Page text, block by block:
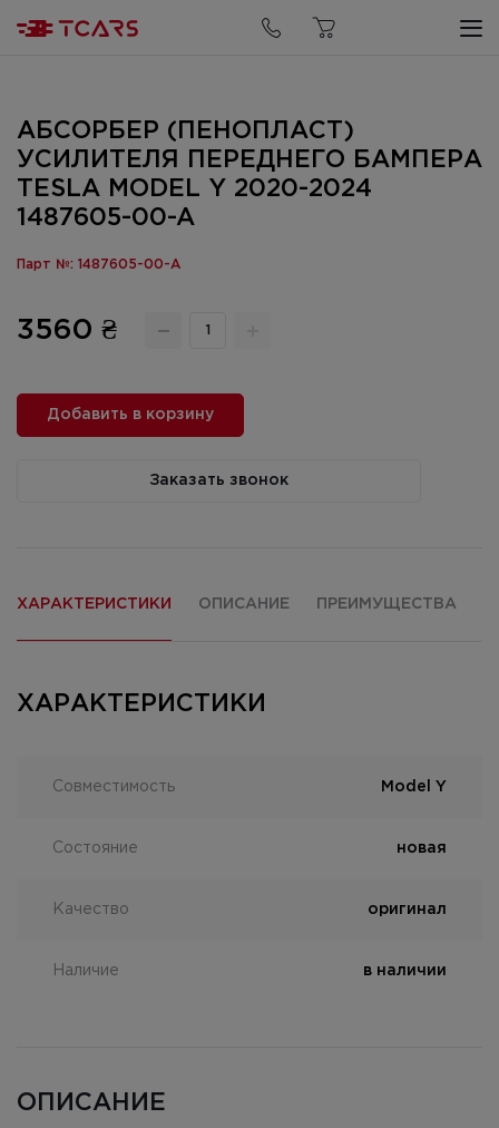
АБСОРБЕР (ПЕНОПЛАСТ)
УСИЛИТЕЛЯ ПЕРЕДНЕГО БАМПЕРА
TESLA MODEL Y 2020-2024
1487605-00-A
Парт №: 1487605-00-A
3560 ₴
Добавить в корзину
Заказать звонок
ХАРАКТЕРИСТИКИ ОПИСАНИЕ ПРЕИМУЩЕСТВА
ХАРАКТЕРИСТИКИ
Совместимость Model Y
Состояние новая
Качество оригинал
Наличие в наличии
ОПИСАНИЕ